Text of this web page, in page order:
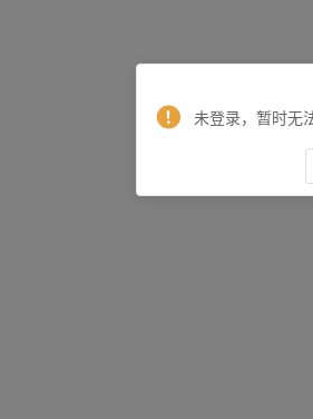
未登录，暂时无